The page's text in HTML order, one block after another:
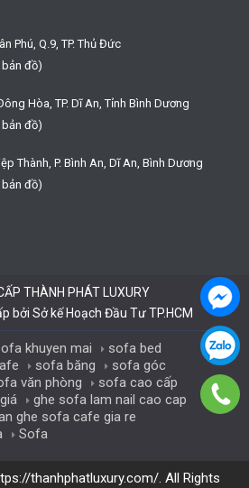
Phú, Q.9, TP. Thủ Đức
bản đồ)
Hòa, TP. Dĩ An, Tỉnh Bình Dương
bản đồ)
Thành, P. Bình An, Dĩ An, Bình Dương
bản đồ)
THÀNH PHÁT LUXURY
bởi Sở kế Hoạch Đầu Tư TP.HCM
khuyen mai
sofa bed
sofa băng
sofa góc
văn phòng
sofa cao cấp
ghe sofa lam nail cao cap
ghe sofa cafe gia re
Sofa
thanhphatluxury.com/. All Rights